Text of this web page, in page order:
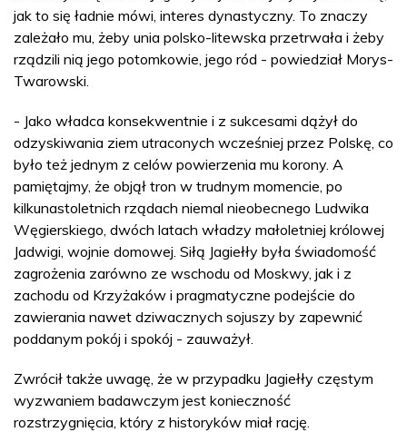
jak to się ładnie mówi, interes dynastyczny. To znaczy
zależało mu, żeby unia polsko-litewska przetrwała i żeby
rządzili nią jego potomkowie, jego ród - powiedział Morys-
Twarowski.
- Jako władca konsekwentnie i z sukcesami dążył do
odzyskiwania ziem utraconych wcześniej przez Polskę, co
było też jednym z celów powierzenia mu korony. A
pamiętajmy, że objął tron w trudnym momencie, po
kilkunastoletnich rządach niemal nieobecnego Ludwika
Węgierskiego, dwóch latach władzy małoletniej królowej
Jadwigi, wojnie domowej. Siłą Jagiełły była świadomość
zagrożenia zarówno ze wschodu od Moskwy, jak i z
zachodu od Krzyżaków i pragmatyczne podejście do
zawierania nawet dziwacznych sojuszy by zapewnić
poddanym pokój i spokój - zauważył.
Zwrócił także uwagę, że w przypadku Jagiełły częstym
wyzwaniem badawczym jest konieczność
rozstrzygnięcia, który z historyków miał rację.